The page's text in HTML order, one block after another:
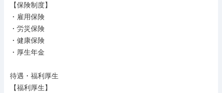
【保険制度】
・雇用保険
・労災保険
・健康保険
・厚生年金
待遇・福利厚生
【福利厚生】